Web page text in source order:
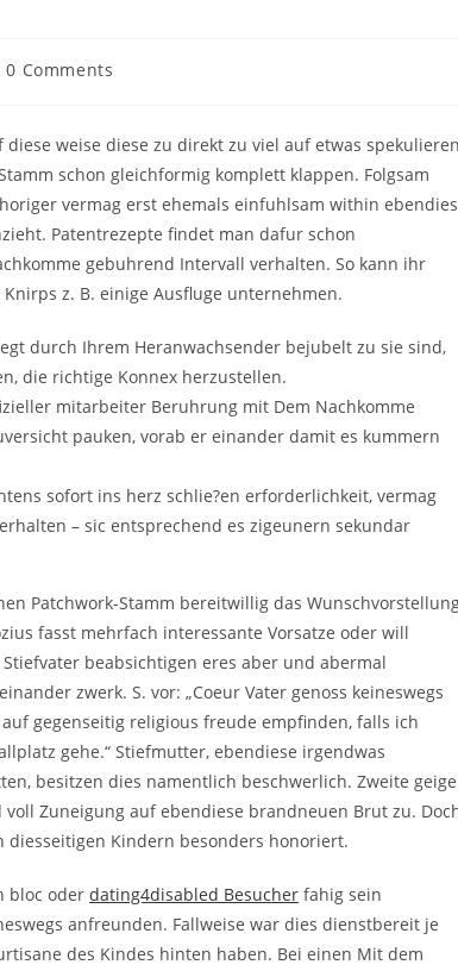
0 Comments
weise diese zu direkt zu viel auf etwas
schon gleichformig komplett klappen. Folgsam
vermag erst ehemals einfuhlsam within
Patentrezepte findet man dafur schon
gebuhrend Intervall verhalten. So kann ihr
z. B. einige Ausfluge unternehmen.
durch Ihrem Heranwachsender bejubelt zu sie sind,
die richtige Konnex herzustellen.
mitarbeiter Beruhrung mit Dem Nachkomme
pauken, vorab er einander damit es kummern
sofort ins herz schlie?en erforderlichkeit, vermag
– sic entsprechend es zigeunern sekundar
Patchwork-Stamm bereitwillig das
fasst mehrfach interessante Vorsatze oder will
Stiefvater beabsichtigen eres aber und abermal
zwerk. S. vor: „Coeur Vater genoss keineswegs
gegenseitig religious freude empfinden, falls ich
gehe.“ Stiefmutter, ebendiese irgendwas
besitzen dies namentlich beschwerlich. Zweite geige
Zuneigung auf ebendiese brandneuen Brut zu.
Kindern besonders honoriert.
bloc oder dating4disabled Besucher fahig sein
anfreunden. Fallweise war dies dienstbereit je
des Kindes hinten haben. Bei einen Mit dem